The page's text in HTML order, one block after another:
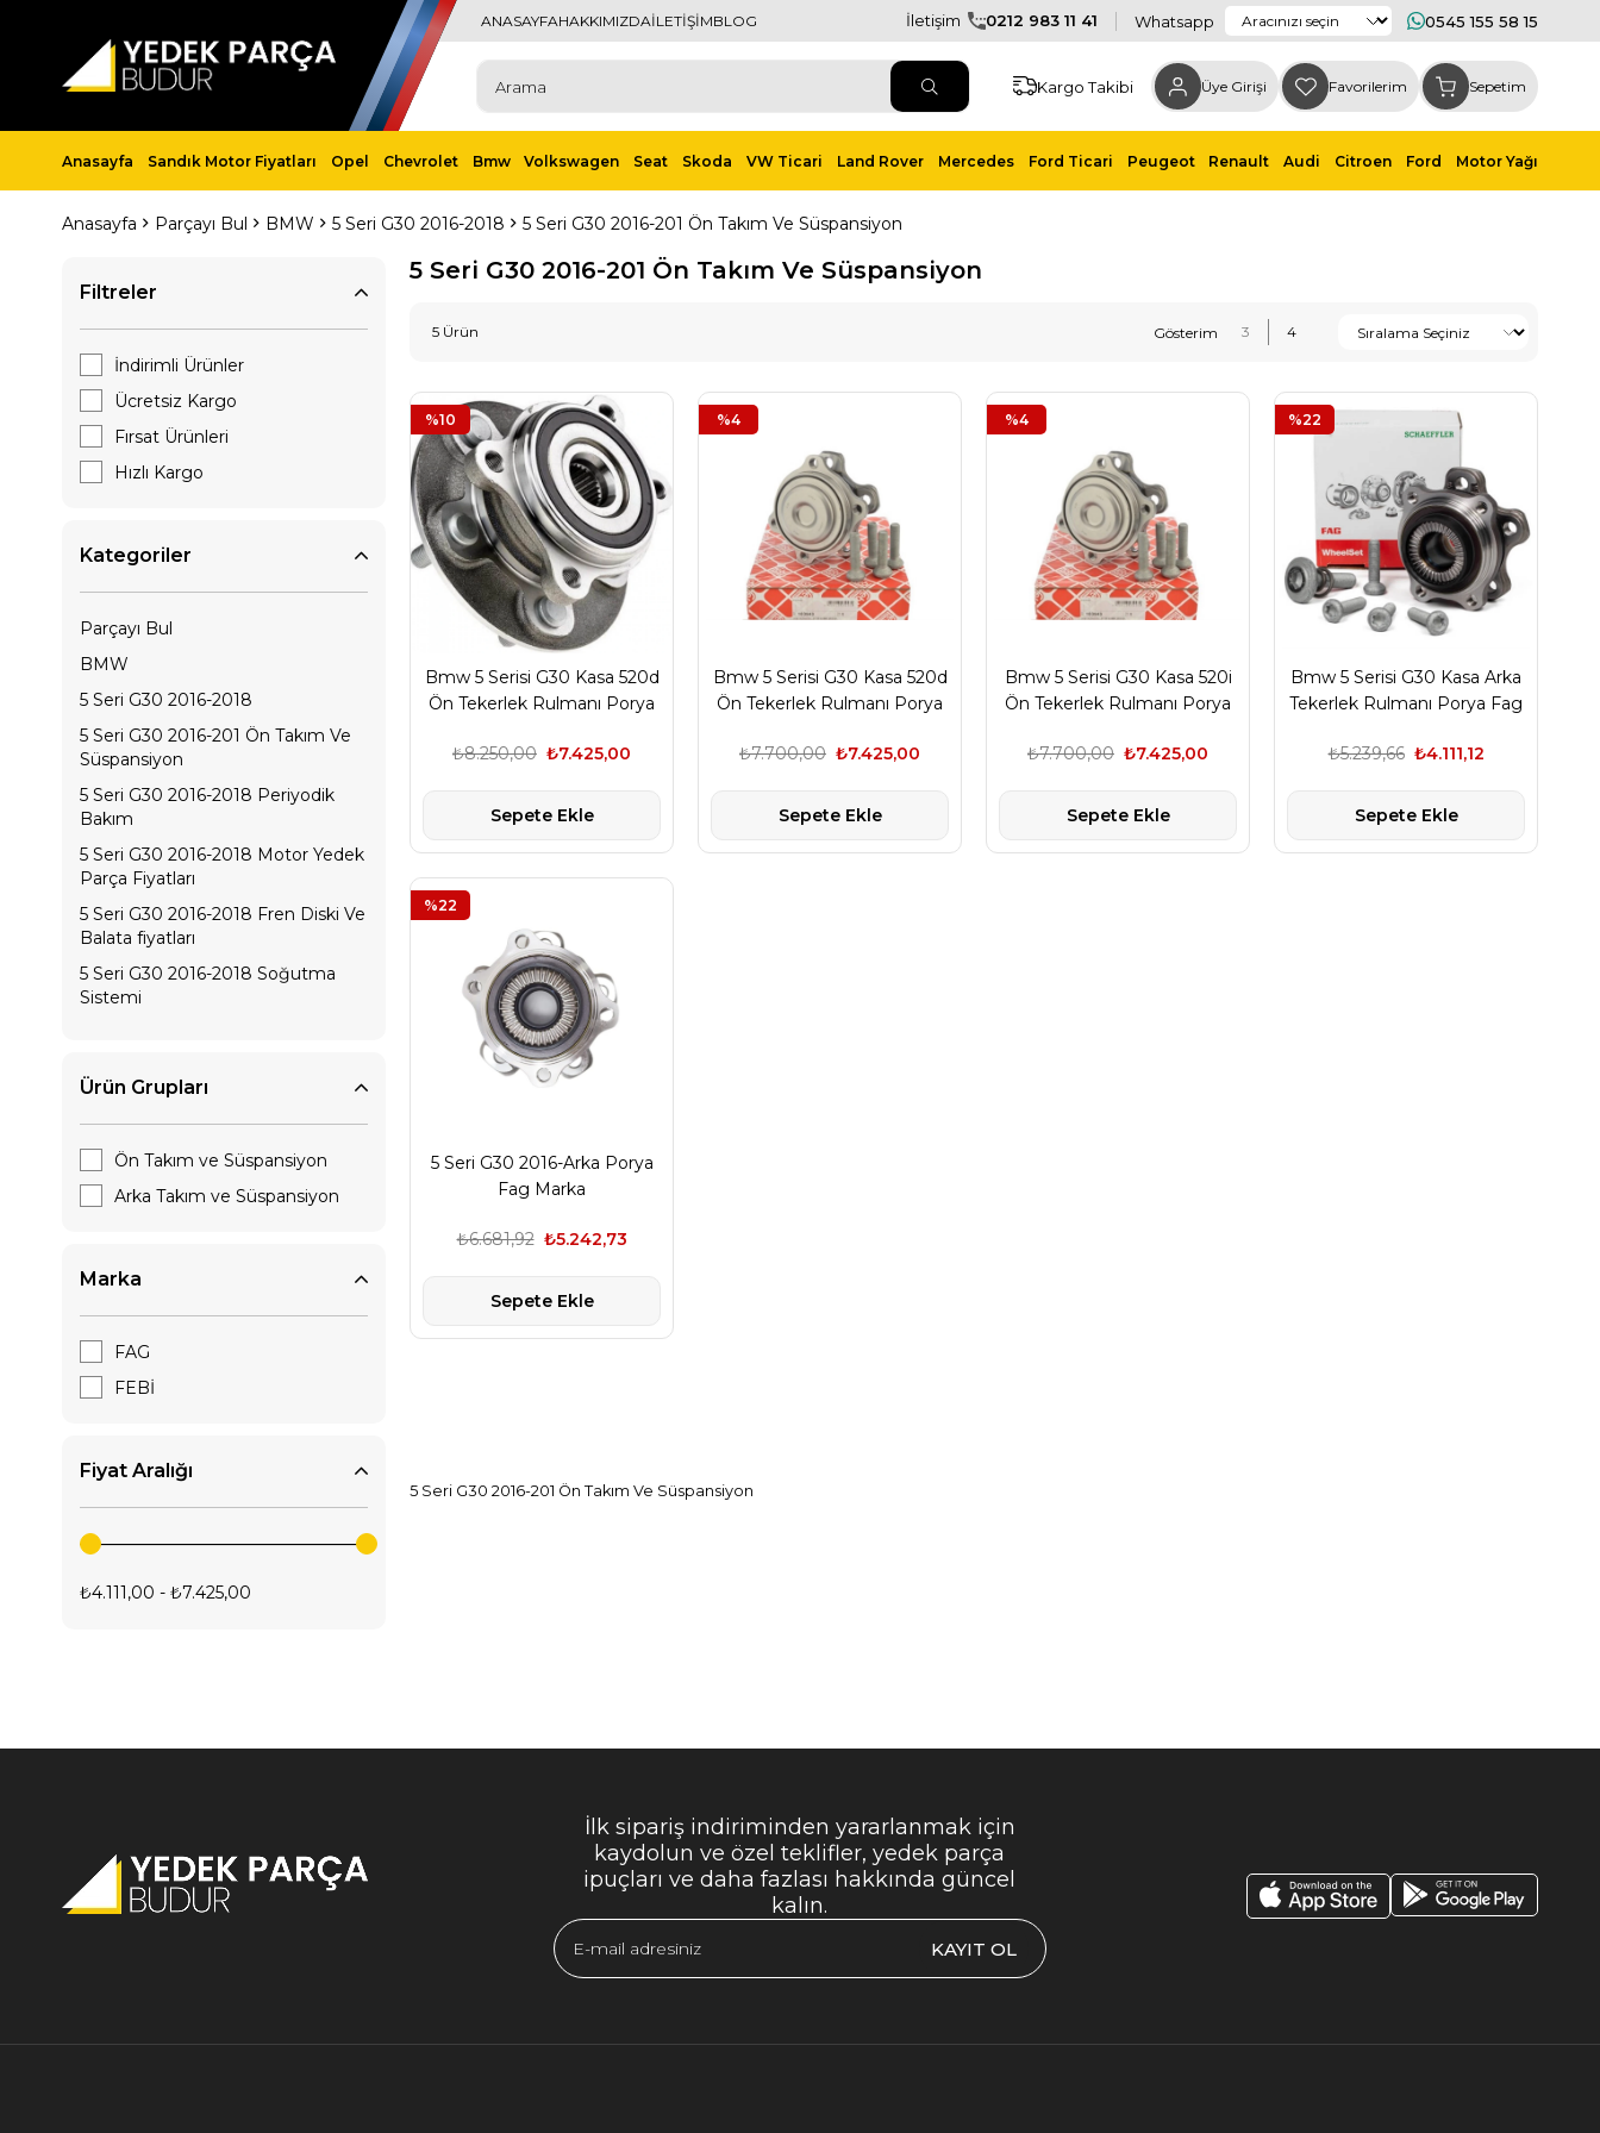
ANASAYFAHAKKIMIZDAİLETİŞİMBLOG İletişim 0212 983 11 41 Whatsapp 0545 155 58 15
Kargo Takibi Üye Girişi Favorilerim Sepetim
Anasayfa Sandık Motor Fiyatları Opel Chevrolet Bmw Volkswagen Seat Skoda VW Ticari Land Rover Mercedes Ford Ticari Peugeot Renault Audi Citroen Ford Motor Yağı
Anasayfa Parçayı Bul BMW 5 Seri G30 2016-2018 5 Seri G30 2016-201 Ön Takım Ve Süspansiyon
Filtreler
İndirimli Ürünler
Ücretsiz Kargo
Fırsat Ürünleri
Hızlı Kargo
Kategoriler
Parçayı Bul
BMW
5 Seri G30 2016-2018
5 Seri G30 2016-201 Ön Takım Ve
Süspansiyon
5 Seri G30 2016-2018 Periyodik
Bakım
5 Seri G30 2016-2018 Motor Yedek
Parça Fiyatları
5 Seri G30 2016-2018 Fren Diski Ve
Balata fiyatları
5 Seri G30 2016-2018 Soğutma
Sistemi
5 Seri G30 2016-2018 Karoseri
Ürün Grupları
Ön Takım ve Süspansiyon
Arka Takım ve Süspansiyon
Marka
FAG
FEBİ
Fiyat Aralığı
₺4.111,00 - ₺7.425,00
5 Seri G30 2016-201 Ön Takım Ve Süspansiyon
5 Ürün
Bmw 5 Serisi G30 Kasa 520d
Ön Tekerlek Rulmanı Porya
₺7.425,00
₺8.250,00
Sepete Ekle
%10
Bmw 5 Serisi G30 Kasa 520d
Ön Tekerlek Rulmanı Porya
₺7.425,00
₺7.700,00
Sepete Ekle
%4
Bmw 5 Serisi G30 Kasa 520i
Ön Tekerlek Rulmanı Porya
₺7.425,00
₺7.700,00
Sepete Ekle
%4
Bmw 5 Serisi G30 Kasa Arka
Tekerlek Rulmanı Porya Fag
₺4.111,12
₺5.239,66
Sepete Ekle
%22
5 Seri G30 2016-Arka Porya
Fag Marka
₺5.242,73
₺6.681,92
Sepete Ekle
%22
5 Seri G30 2016-201 Ön Takım Ve Süspansiyon
İlk sipariş indiriminden yararlanmak için
kaydolun ve özel teklifler, yedek parça
ipuçları ve daha fazlası hakkında güncel
kalın.
KAYIT OL